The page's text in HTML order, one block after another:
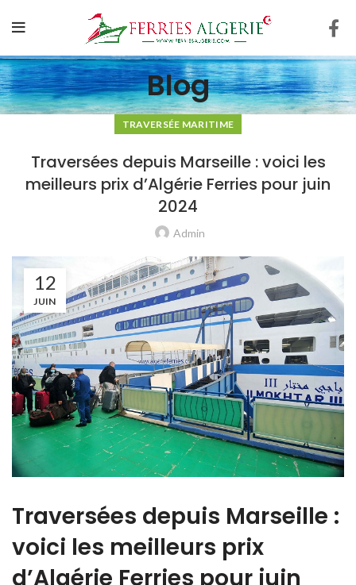
Blog
TRAVERSÉE MARITIME
Traversées depuis Marseille : voici les
meilleurs prix d’Algérie Ferries pour juin
2024
Admin
12
JUIN
Traversées depuis Marseille :
voici les meilleurs prix
d’Algérie Ferries pour juin